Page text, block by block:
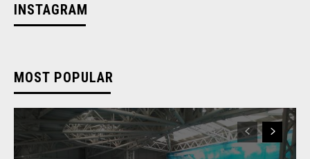
INSTAGRAM
MOST POPULAR